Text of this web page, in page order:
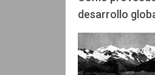
desarrollo